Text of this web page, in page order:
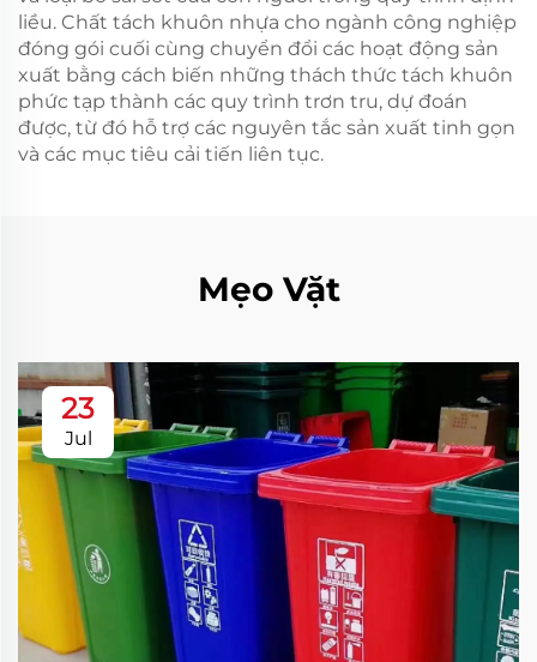
liều. Chất tách khuôn nhựa cho ngành công nghiệp
đóng gói cuối cùng chuyển đổi các hoạt động sản
xuất bằng cách biến những thách thức tách khuôn
phức tạp thành các quy trình trơn tru, dự đoán
được, từ đó hỗ trợ các nguyên tắc sản xuất tinh gọn
và các mục tiêu cải tiến liên tục.
Mẹo Vặt
23
Jul